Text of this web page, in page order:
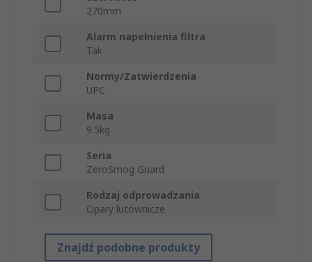
270mm
Alarm napełnienia filtra
Tak
Normy/Zatwierdzenia
UPC
Masa
9.5kg
Seria
ZeroSmog Guard
Rodzaj odprowadzania
Opary lutownicze
Znajdź podobne produkty